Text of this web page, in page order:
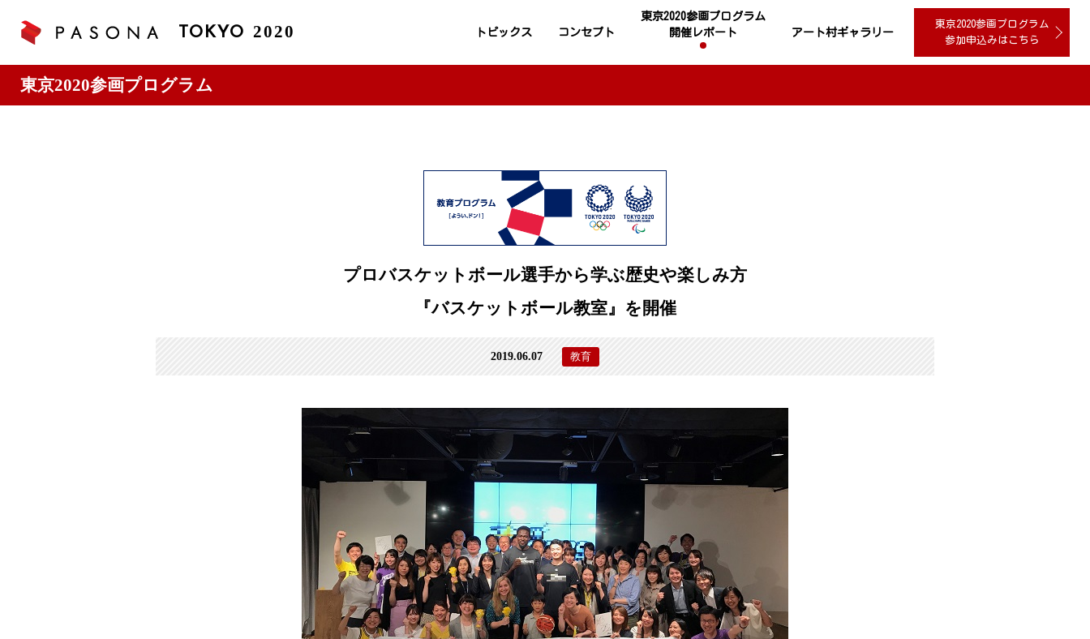
TOKYO 2020 トピックス コンセプト
東京2020参画プログラム
開催レポート
アート村ギャラリー
東京2020参画プログラム
参加申込みはこちら
東京2020参画プログラム
プロバスケットボール選手から学ぶ歴史や楽しみ方
『バスケットボール教室』を開催
2019.06.07 教育